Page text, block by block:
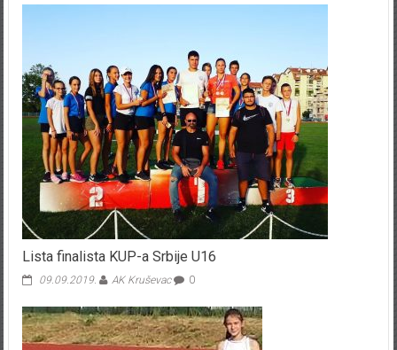
Lista finalista KUP-a Srbije U16
09.09.2019. AK Kruševac 0